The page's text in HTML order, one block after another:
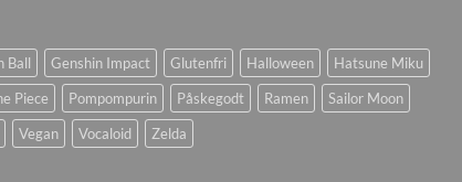
Ball Genshin Impact Glutenfri Halloween
Hatsune Miku
Piece Pompompurin Påskegodt Ramen
Sailor Moon
Vegan Vocaloid Zelda